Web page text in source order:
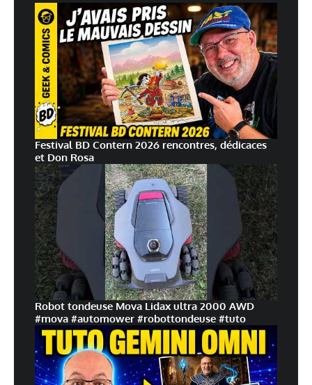
Festival BD Contern 2026 rencontres, dédicaces
et Don Rosa
Robot tondeuse Mova Lidax ultra 2000 AWD
#mova #automower #robottondeuse #tuto